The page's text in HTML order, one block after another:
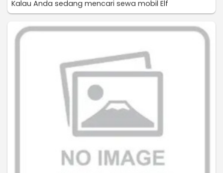
Kalau Anda sedang mencari sewa mobil Elf